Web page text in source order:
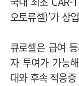
오토류셀)’가 상
큐로셀은 급여
자 투여가 가능
대와 후속 적응